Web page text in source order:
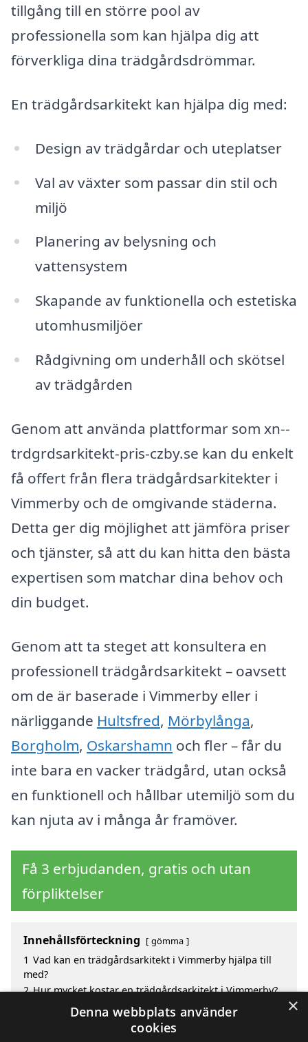
tillgång till en större pool av
professionella som kan hjälpa dig att
förverkliga dina trädgårdsdrömmar.
En trädgårdsarkitekt kan hjälpa dig med:
Design av trädgårdar och uteplatser
Val av växter som passar din stil och
miljö
Planering av belysning och
vattensystem
Skapande av funktionella och estetiska
utomhusmiljöer
Rådgivning om underhåll och skötsel
av trädgården
Genom att använda plattformar som xn--
trdgrdsarkitekt-pris-czby.se kan du enkelt
få offert från flera trädgårdsarkitekter i
Vimmerby och de omgivande städerna.
Detta ger dig möjlighet att jämföra priser
och tjänster, så att du kan hitta den bästa
expertisen som matchar dina behov och
din budget.
Genom att ta steget att konsultera en
professionell trädgårdsarkitekt – oavsett
om de är baserade i Vimmerby eller i
närliggande Hultsfred, Mörbylånga,
Borgholm, Oskarshamn och fler – får du
inte bara en vacker trädgård, utan också
en funktionell och hållbar utemiljö som du
kan njuta av i många år framöver.
Få 3 erbjudanden, gratis och utan
förpliktelser
Innehållsförteckning gömma
1 Vad kan en trädgårdsarkitekt i Vimmerby hjälpa till
med?
2 Hur mycket kostar en trädgårdsarkitekt i Vimmerby?
Fördelar med att välja trädgårdsarkitekt i Vimmerby
Sök efter en skicklig trädgårdsarkitekt i de
omgivande städerna Vimmerby
×
Denna webbplats använder
cookies